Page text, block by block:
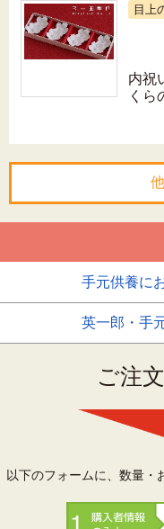
目上
内祝
くら
手元供養に
英一郎・手
ご注
以下のフォームに、数量・